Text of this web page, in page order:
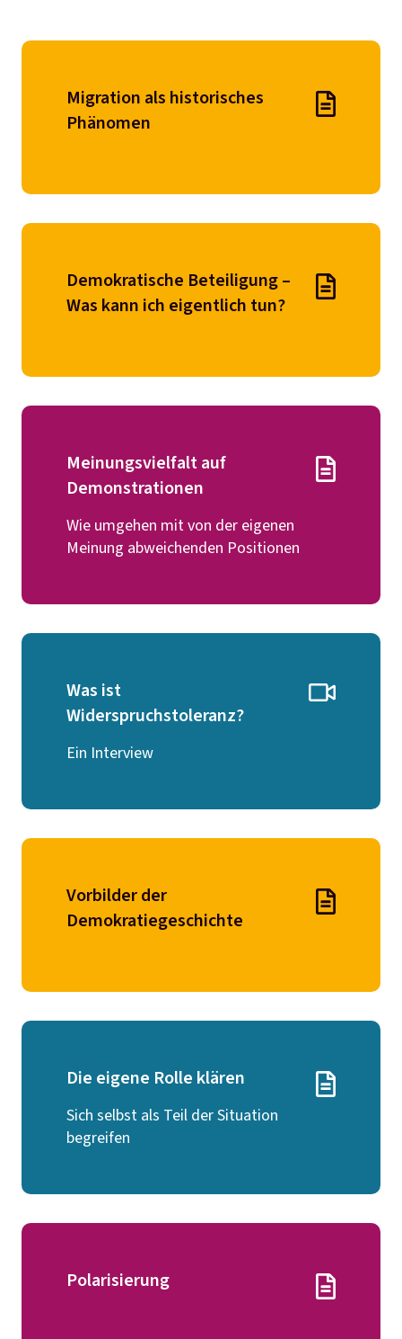
Migration als historisches
Phänomen
Demokratische Beteiligung –
Was kann ich eigentlich tun?
Meinungsvielfalt auf
Demonstrationen
Wie umgehen mit von der eigenen
Meinung abweichenden Positionen
Was ist
Widerspruchstoleranz?
Ein Interview
Vorbilder der
Demokratiegeschichte
Die eigene Rolle klären
Sich selbst als Teil der Situation
begreifen
Polarisierung